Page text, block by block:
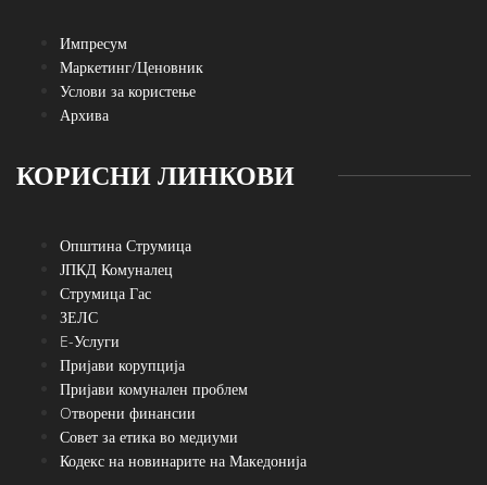
Импресум
Маркетинг/Ценовник
Услови за користење
Архива
КОРИСНИ ЛИНКОВИ
Општина Струмица
ЈПКД Комуналец
Струмица Гас
ЗЕЛС
E-Услуги
Пријави корупција
Пријави комунален проблем
Oтворени финансии
Совет за етика во медиуми
Кодекс на новинарите на Македонија